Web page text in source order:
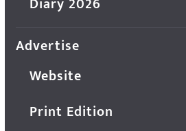
Advertise
Website
Print Edition